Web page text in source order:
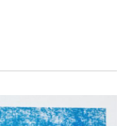
示